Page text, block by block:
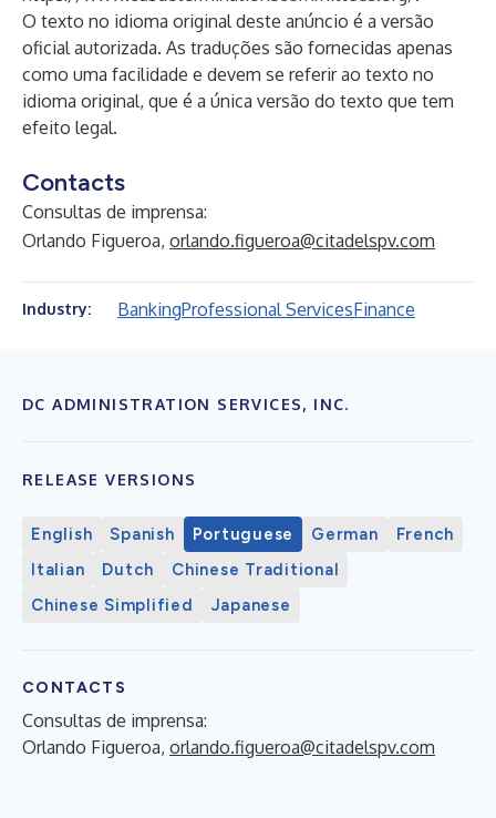
O texto no idioma original deste anúncio é a versão
oficial autorizada. As traduções são fornecidas apenas
como uma facilidade e devem se referir ao texto no
idioma original, que é a única versão do texto que tem
efeito legal.
Contacts
Consultas de imprensa:
Orlando Figueroa, orlando.figueroa@citadelspv.com
Industry: BankingProfessional ServicesFinance
DC ADMINISTRATION SERVICES, INC.
RELEASE VERSIONS
English Spanish Portuguese German
French
Italian
Dutch
Chinese Traditional
Chinese Simplified
Japanese
CONTACTS
Consultas de imprensa:
Orlando Figueroa, orlando.figueroa@citadelspv.com